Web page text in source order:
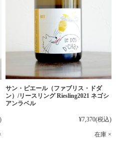
サン・ピエール（ファブリス・ドダ
ン）/リースリング Riesling2021 ネゴシ
アンラベル
¥7,370(税込)
在庫 ×